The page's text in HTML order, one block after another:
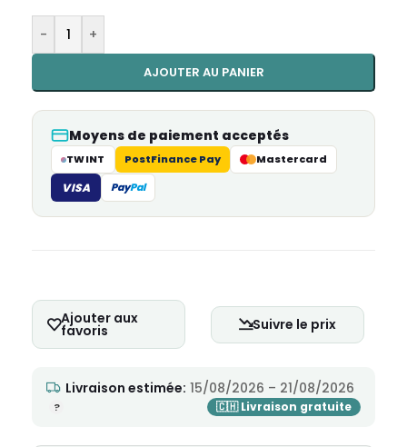
- +
AJOUTER AU PANIER
Alternative:
Moyens de paiement acceptés
TWINT PostFinance Pay Mastercard
VISA PayPal
Ajouter aux
favoris Suivre le prix
Livraison estimée: 15/08/2026 – 21/08/2026